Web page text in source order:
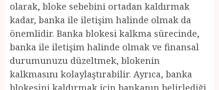
olarak, bloke sebebini ortadan kaldırmak
kadar, banka ile iletişim halinde olmak da
önemlidir. Banka blokesi kalkma sürecinde,
banka ile iletişim halinde olmak ve finansal
durumunuzu düzeltmek, blokenin
kalkmasını kolaylaştırabilir. Ayrıca, banka
blokesini kaldırmak için bankanın belirlediği